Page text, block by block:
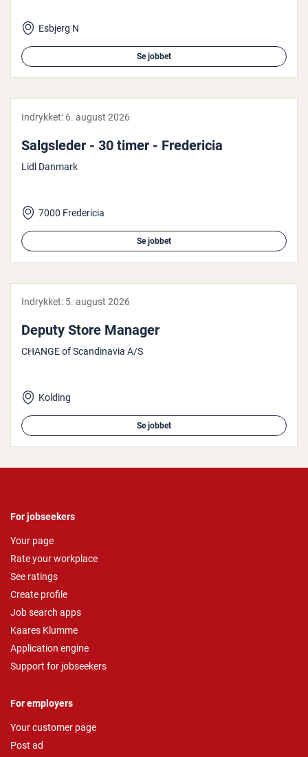
Esbjerg N
Se jobbet
Indrykket: 6. august 2026
Salgs­le­der - 30 timer - Fre­de­ri­cia
Lidl Danmark
7000 Fredericia
Se jobbet
Indrykket: 5. august 2026
Deputy Store Manager
CHANGE of Scandinavia A/S
Kolding
Se jobbet
For jobseekers
Your page
Rate your workplace
See ratings
Create profile
Job search apps
Kaares Klumme
Application engine
Support for jobseekers
For employers
Your customer page
Post ad